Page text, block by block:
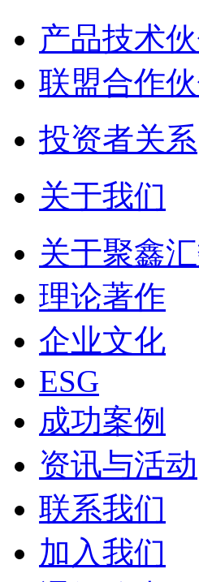
产品技术
联盟合作
投资者关系
关于我们
关于聚鑫
理论著作
企业文化
ESG
成功案例
资讯与活动
联系我们
加入我们